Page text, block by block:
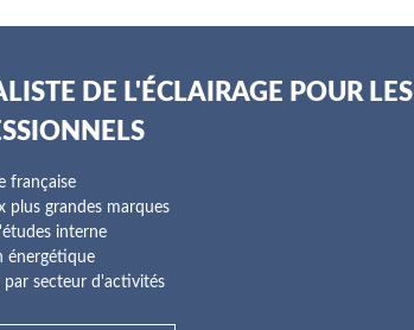
DE L'ÉCLAIRAGE POUR LES
française
plus grandes marques
interne
énergétique
par secteur d'activités